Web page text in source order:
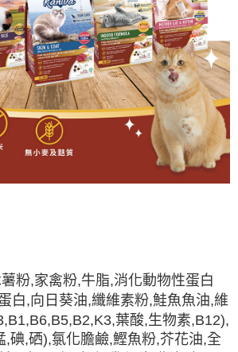
粉,家禽粉,牛脂,消化動物性蛋白
白,向日葵油,纖維素粉,鮭魚魚油,維
葉酸,生物素,B12),
,碘,硒),氯化膽鹼,鰹魚粉,芥花油,全